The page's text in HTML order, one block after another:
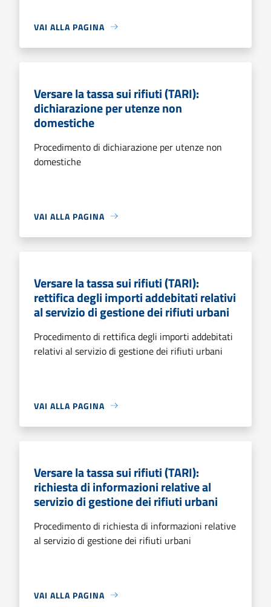
VAI ALLA PAGINA
Versare la tassa sui rifiuti (TARI):
dichiarazione per utenze non
domestiche
Procedimento di dichiarazione per utenze non
domestiche
VAI ALLA PAGINA
Versare la tassa sui rifiuti (TARI):
rettifica degli importi addebitati relativi
al servizio di gestione dei rifiuti urbani
Procedimento di rettifica degli importi addebitati
relativi al servizio di gestione dei rifiuti urbani
VAI ALLA PAGINA
Versare la tassa sui rifiuti (TARI):
richiesta di informazioni relative al
servizio di gestione dei rifiuti urbani
Procedimento di richiesta di informazioni relative
al servizio di gestione dei rifiuti urbani
VAI ALLA PAGINA